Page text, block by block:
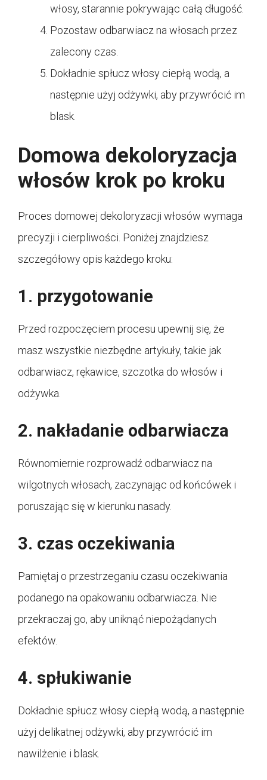
włosy, starannie pokrywając całą długość.
Pozostaw odbarwiacz na włosach przez
zalecony czas.
Dokładnie spłucz włosy ciepłą wodą, a
następnie użyj odżywki, aby przywrócić im
blask.
Domowa dekoloryzacja
włosów krok po kroku
Proces domowej dekoloryzacji włosów wymaga
precyzji i cierpliwości. Poniżej znajdziesz
szczegółowy opis każdego kroku:
1. przygotowanie
Przed rozpoczęciem procesu upewnij się, że
masz wszystkie niezbędne artykuły, takie jak
odbarwiacz, rękawice, szczotka do włosów i
odżywka.
2. nakładanie odbarwiacza
Równomiernie rozprowadź odbarwiacz na
wilgotnych włosach, zaczynając od końcówek i
poruszając się w kierunku nasady.
3. czas oczekiwania
Pamiętaj o przestrzeganiu czasu oczekiwania
podanego na opakowaniu odbarwiacza. Nie
przekraczaj go, aby uniknąć niepożądanych
efektów.
4. spłukiwanie
Dokładnie spłucz włosy ciepłą wodą, a następnie
użyj delikatnej odżywki, aby przywrócić im
nawilżenie i blask.